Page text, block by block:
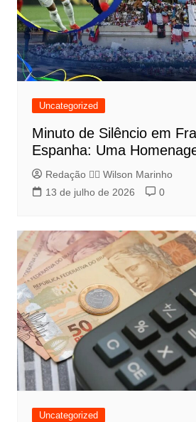
Uncategorized
Minuto de Silêncio em
Espanha: Uma
Redação 👨‍⚖️​ Wilson Marinho
13 de julho de 2026
0
Uncategorized